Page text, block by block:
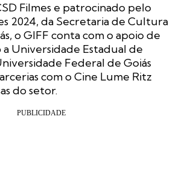
Filmes e patrocinado pelo
2024, da Secretaria de Cultura
o GIFF conta com o apoio de
Universidade Estadual de
Federal de Goiás
com o Cine Lume Ritz
do setor.